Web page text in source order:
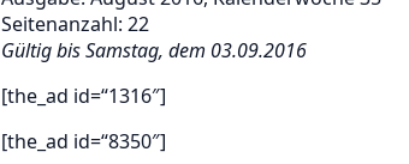
Seitenanzahl: 22
Gültig bis Samstag, dem 03.09.2016
[the_ad id=“1316″]
[the_ad id=“8350″]